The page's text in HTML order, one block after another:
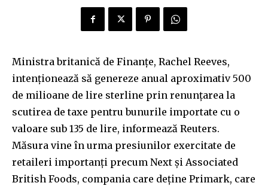
Ministra britanică de Finanțe, Rachel Reeves,
intenționează să genereze anual aproximativ 500
de milioane de lire sterline prin renunțarea la
scutirea de taxe pentru bunurile importate cu o
valoare sub 135 de lire, informează Reuters.
Măsura vine în urma presiunilor exercitate de
retaileri importanți precum Next și Associated
British Foods, compania care deține Primark, care